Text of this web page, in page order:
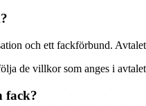
och ett fackförbund.
de villkor som anges i
fack?